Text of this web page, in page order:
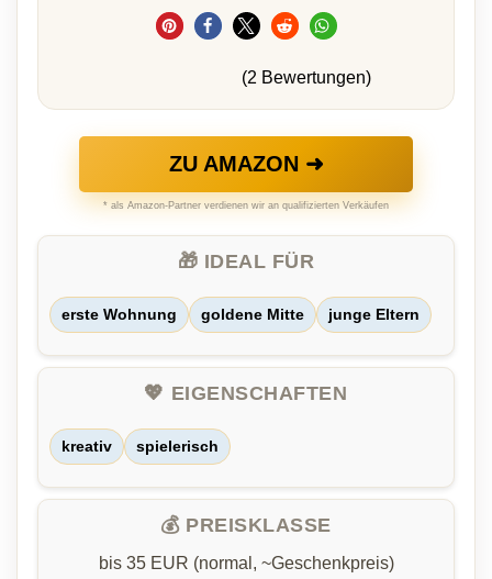
(2 Bewertungen)
ZU AMAZON ➜
* als Amazon-Partner verdienen wir an qualifizierten Verkäufen
🎁 IDEAL FÜR
erste Wohnung goldene Mitte junge Eltern
💖 EIGENSCHAFTEN
kreativ spielerisch
💰 PREISKLASSE
bis 35 EUR (normal, ~Geschenkpreis)